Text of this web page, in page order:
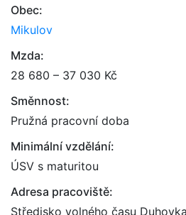
Obec:
Mikulov
Mzda:
28 680 – 37 030 Kč
Směnnost:
Pružná pracovní doba
Minimální vzdělání:
ÚSV s maturitou
Adresa pracoviště:
Středisko volného času